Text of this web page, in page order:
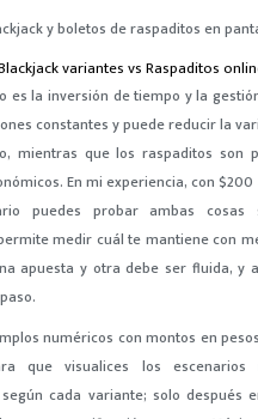
variantes vs Raspaditos
es la inversión de tiempo y la
constantes y puede reducir la
mientras que los raspaditos son
En mi experiencia, con $200
puedes probar ambas cosas
medir cuál te mantiene con
apuesta y otra debe ser fluida, y
numéricos con montos en
que visualices los
cada variante; solo después